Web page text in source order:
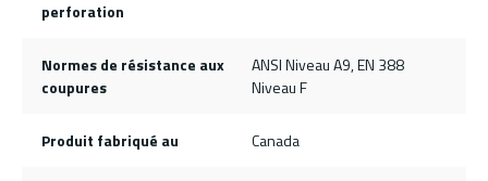
perforation
Normes de résistance aux
coupures
ANSI Niveau A9, EN 388
Niveau F
Produit fabriqué au Canada